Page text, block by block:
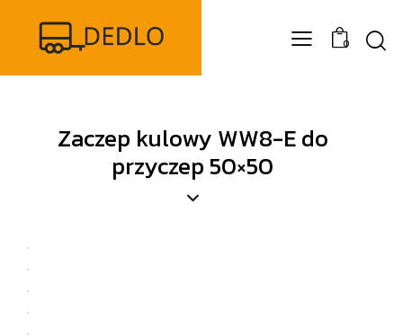
0
Zaczep kulowy WW8-E do
przyczep 50×50